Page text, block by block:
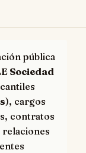
pública
Sociedad
), cargos
contratos
relaciones